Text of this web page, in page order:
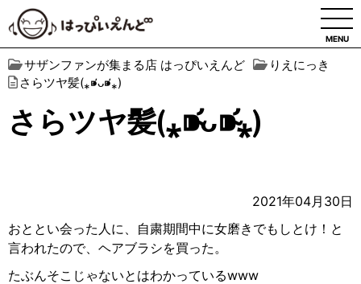
MENU
サザンファンが集まる店 はっぴいえんど
りえにっき
さらツヤ髪(⁎⁍̴̛ᴗ⁍̴̛⁎)
さらツヤ髪(⁎⁍̴̛ᴗ⁍̴̛⁎)
2021年04月30日
おととい会った人に、自粛期間中に女磨きでもしとけ！と
言われたので、ヘアブラシを買った。
たぶんそこじゃないとはわかっているwww